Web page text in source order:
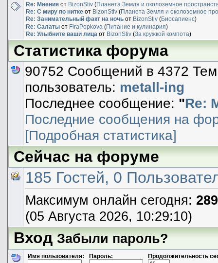
Re: Мненияот BizonStiv(Планета Земля и околоземное
Re: С миру по ниткеот BizonStiv(Планета Земля и околоземное
Re: Занимательный факт на ночьот BizonStiv(Биосапиенс)
Re: Салатыот FiraPopkova (Питание и кулинария)
Re: Улыбните ваши лица от BizonStiv(За кружкой компота)
Статистика форума
90752 Сообщений в 4372
пользователь: metall-ing
Последнее сообщение: "Re:
Последние сообщения на
[Подробная статистика]
Сейчас на форуме
185 Гостей, 0
Максимум онлайн сегодня: 289
(05 Августа 2026, 10:29:10)
ВходЗабыли пароль?
Имя пользователя: Пароль: Продолжительность